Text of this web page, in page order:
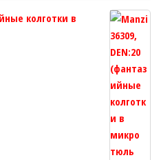
странице
товара.
колготки в